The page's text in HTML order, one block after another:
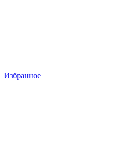
Избранное